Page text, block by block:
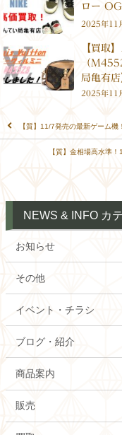
ロー
2025年11
【買取
（
局亀有店
2025年11
【質】11/7発売の最新ゲーム
【質】金相場高水準
NEWS & INFO カ
お知らせ
その他
イベント・チラシ
ブログ・紹介
商品案内
販売